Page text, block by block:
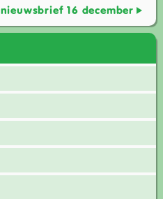
nieuwsbrief 16 december